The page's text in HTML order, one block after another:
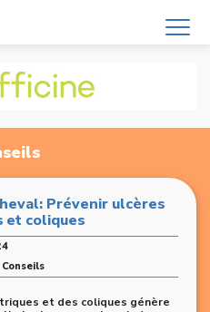
Prévenir ulcères
et coliques
Conseils
et des coliques génère